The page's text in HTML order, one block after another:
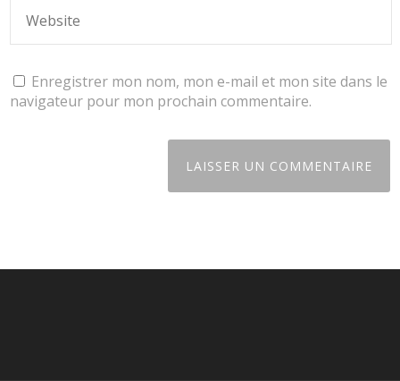
Enregistrer mon nom, mon e-mail et mon site dans le
navigateur pour mon prochain commentaire.